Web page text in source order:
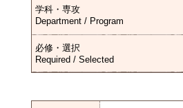
学科・専攻
Department / Program
必修・選択
Required / Selected